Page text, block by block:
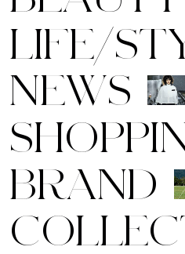
LIFE/ST
NEWS
SHOPPI
BRAND
COLLEC